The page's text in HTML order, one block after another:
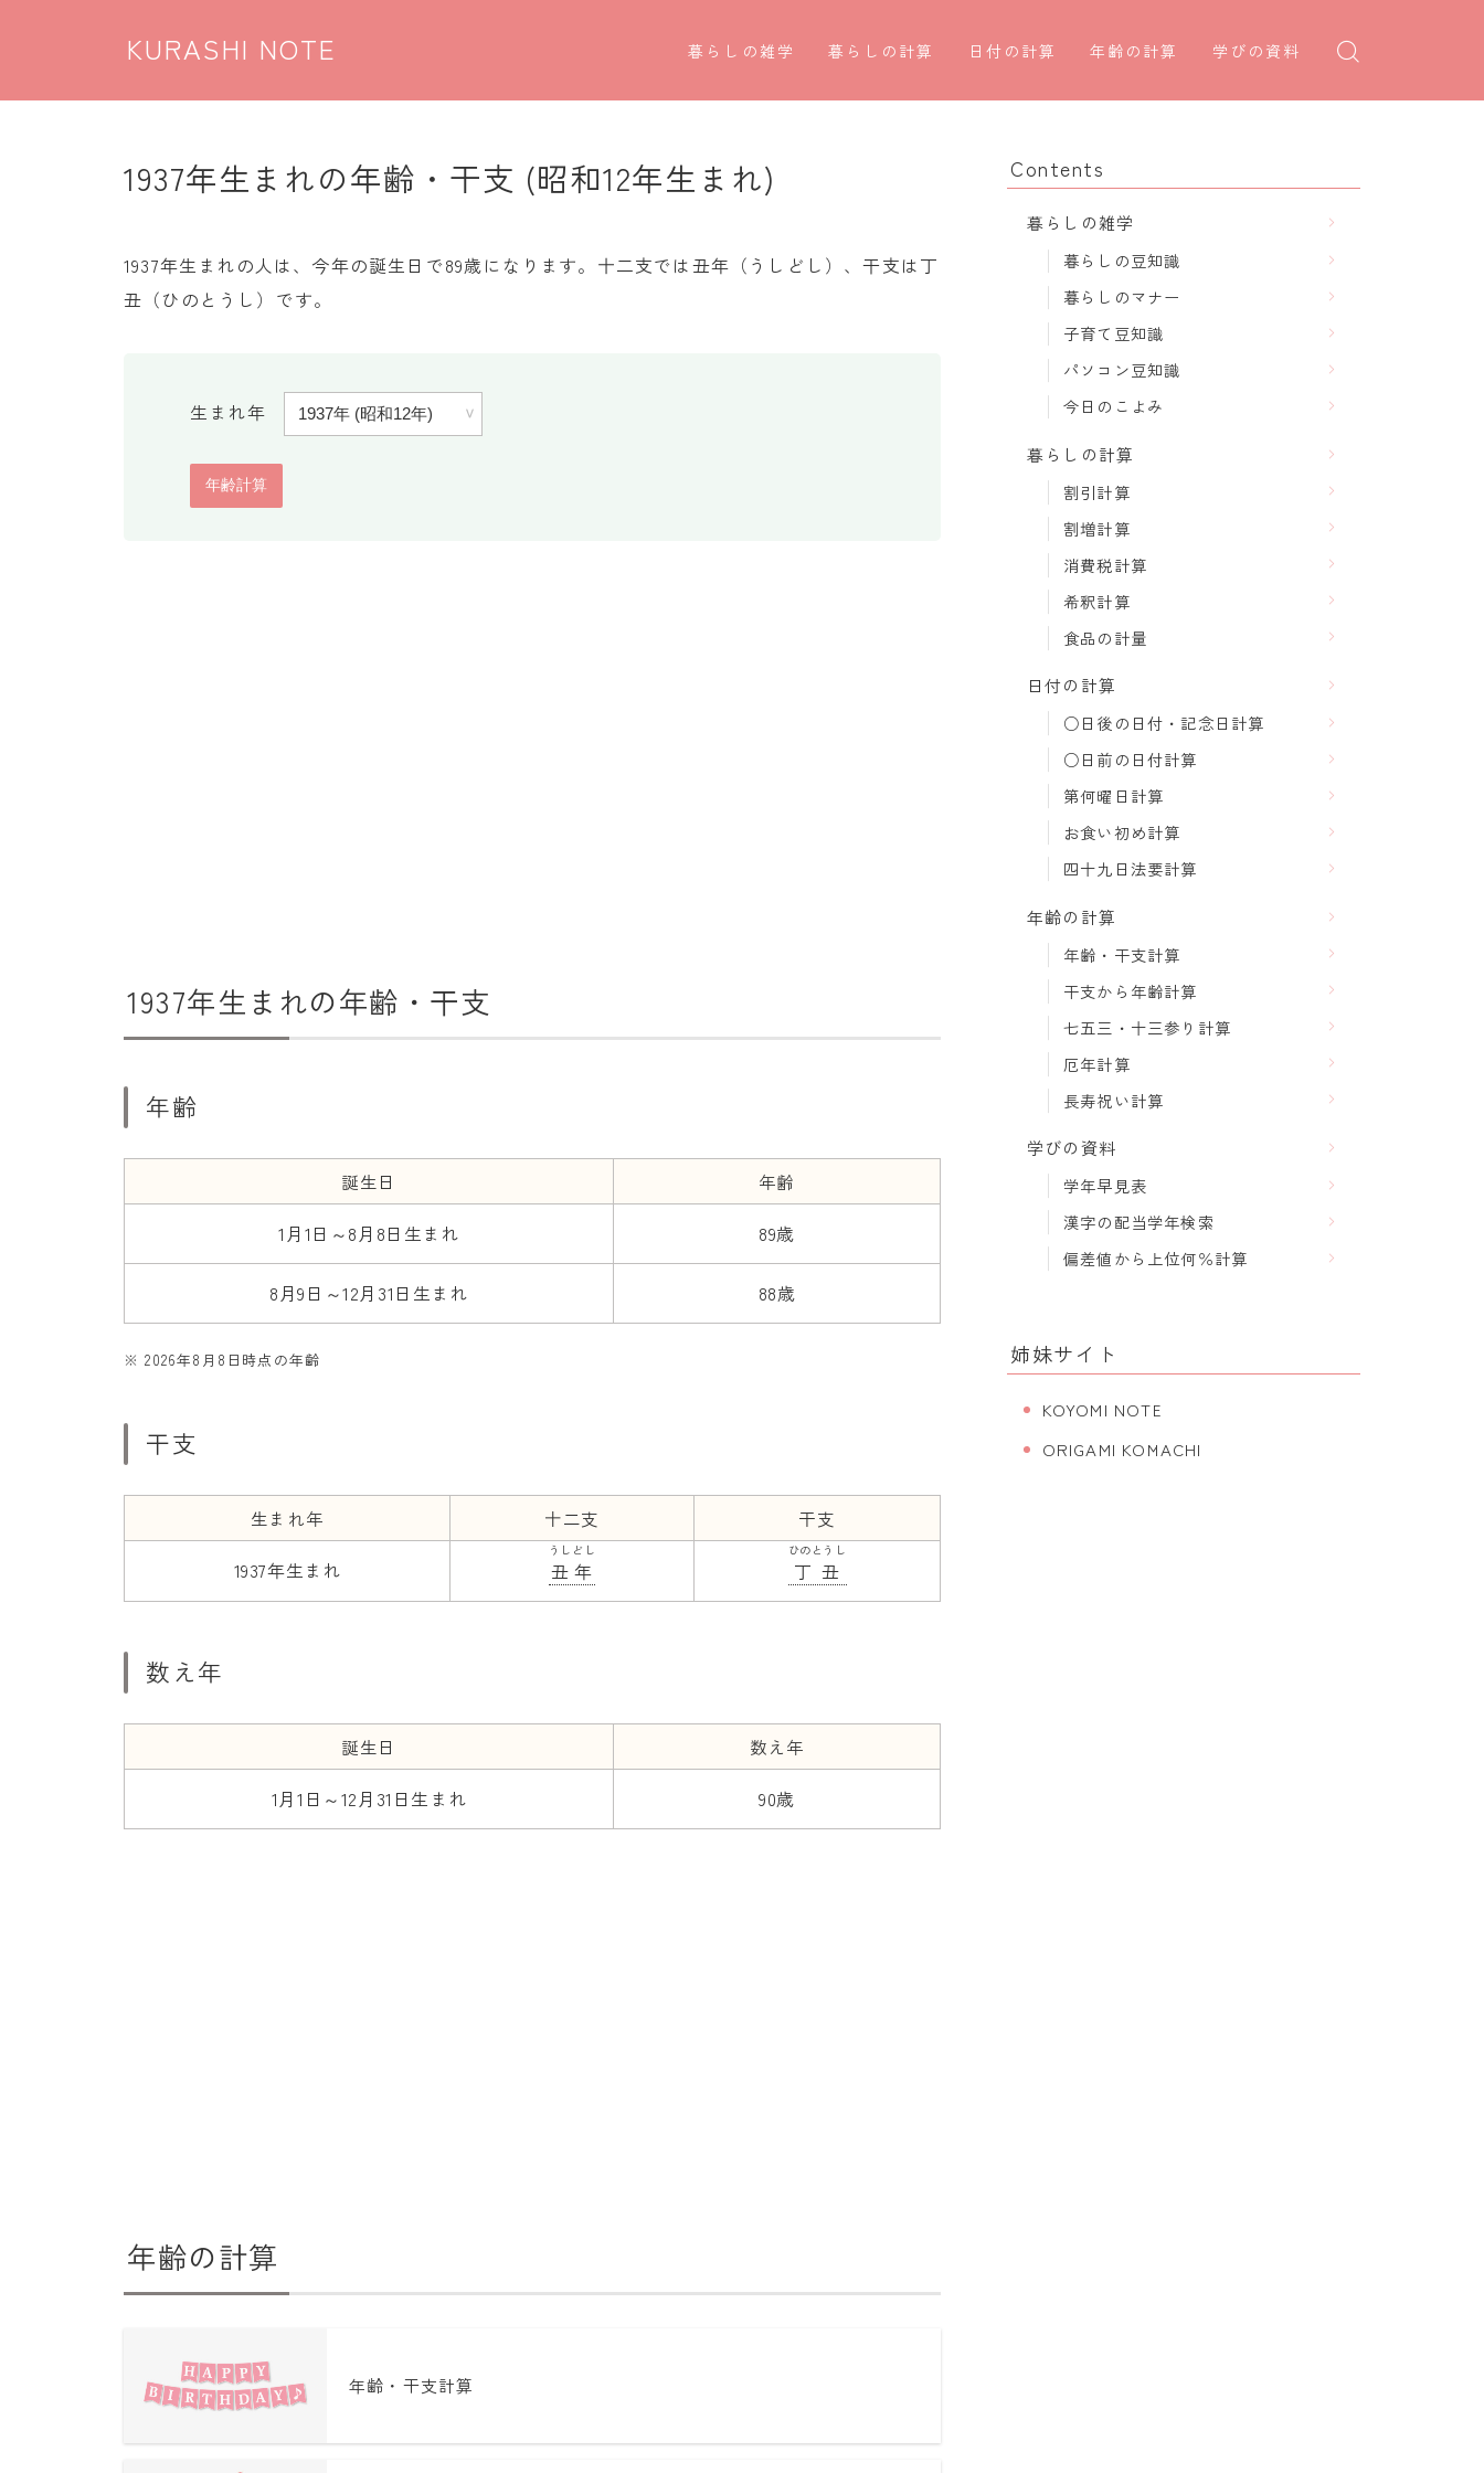
KURASHI NOTE 暮らしの雑学
暮らしの豆知識
子育て豆知識
暮らしの計算
割引計算
日付の計算
○日後の日付・記念日計算
四十九日法要計算
年齢の計算
年齢・干支計算
長寿祝い計算
学びの資料
学年早見表
1937年生まれの年齢・干支 (昭和12年生まれ)
1937年生まれの人は、今年の誕生日で89歳になります。十二支では丑年（うしどし）、干支は丁
丑（ひのとうし）です。
生まれ年
1937年生まれの年齢・干支
年齢
誕生日 年齢
1月1日～8月8日生まれ 89歳
8月9日～12月31日生まれ 88歳
※ 2026年8月8日時点の年齢
干支
生まれ年 十二支 干支
1937年生まれ 丑年
うしどし
丁丑
ひのとうし
数え年
誕生日 数え年
1月1日～12月31日生まれ 90歳
年齢の計算
年齢・干支計算
Contents
暮らしの雑学
暮らしの豆知識
暮らしのマナー
子育て豆知識
パソコン豆知識
今日のこよみ
暮らしの計算
割引計算
割増計算
消費税計算
希釈計算
食品の計量
日付の計算
○日後の日付・記念日計算
○日前の日付計算
第何曜日計算
お食い初め計算
四十九日法要計算
年齢の計算
年齢・干支計算
干支から年齢計算
七五三・十三参り計算
厄年計算
長寿祝い計算
学びの資料
学年早見表
漢字の配当学年検索
偏差値から上位何％計算
姉妹サイト
KOYOMI NOTE
ORIGAMI KOMACHI